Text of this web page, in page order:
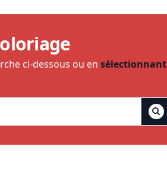
ci-dessous ou en sélectionnant